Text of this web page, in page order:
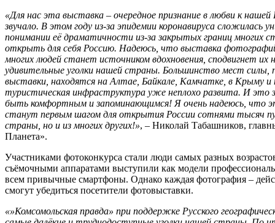
«Для нас эта выставка – очередное признание в любви к
звучало. В этом году из-за эпидемии коронавируса сложилась
понимании её драматичности из-за закрытых границ многих
открыть для себя Россию. Надеюсь, что выставка
многих людей станет источником вдохновения, сподвигнет
удивительные уголки нашей страны. Большинство мест силы,
выставки, находятся на Алтае, Байкале, Камчатке, в Крыму и
туристическая инфраструктура уже неплохо развита. И
быть комфортным и запоминающимся! Я очень надеюсь, что
станут первым шагом для открытия России сотнями тысяч
страны, но и из многих других!», – Николай Табашников,
Планета».
Участниками фотоконкурса стали люди самых разных
съёмочными аппаратами выступили как модели
всем привычные смартфоны. Однако каждая фотография –
смогут убедиться посетители фотовыставки.
«»Комсомольская правда» при поддержке Русского